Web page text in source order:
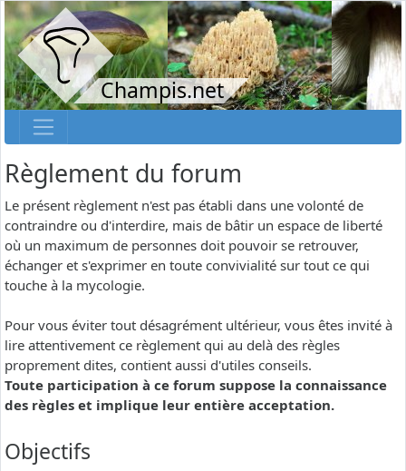
Champis.net
Règlement du forum
Le présent règlement n'est pas établi dans une volonté de
contraindre ou d'interdire, mais de bâtir un espace de liberté
où un maximum de personnes doit pouvoir se retrouver,
échanger et s'exprimer en toute convivialité sur tout ce qui
touche à la mycologie.
Pour vous éviter tout désagrément ultérieur, vous êtes invité à
lire attentivement ce règlement qui au delà des règles
proprement dites, contient aussi d'utiles conseils.
Toute participation à ce forum suppose la connaissance
des règles et implique leur entière acceptation.
Objectifs